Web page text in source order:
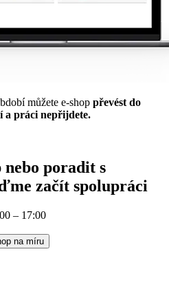
můžete e-shop převést do
a práci nepřijdete.
nebo poradit s
začít spolupráci
– 17:00
na míru